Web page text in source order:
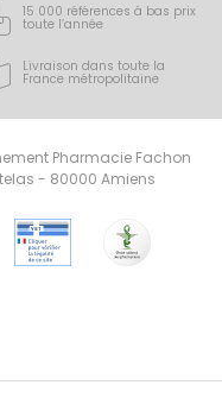
15 000 références à bas prix
toute l’année
Livraison dans toute la
France métropolitaine
Pharmacie Fachon
- 80000 Amiens